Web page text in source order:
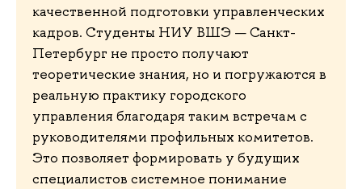
качественной подготовки управленческих
кадров. Студенты НИУ ВШЭ — Санкт-
Петербург не просто получают
теоретические знания, но и погружаются в
реальную практику городского
управления благодаря таким встречам с
руководителями профильных комитетов.
Это позволяет формировать у будущих
специалистов системное понимание